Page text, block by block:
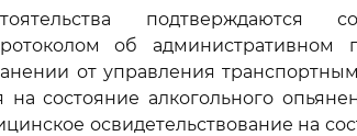
об административном
от управления
на состояние алкогольного
освидетельствование на